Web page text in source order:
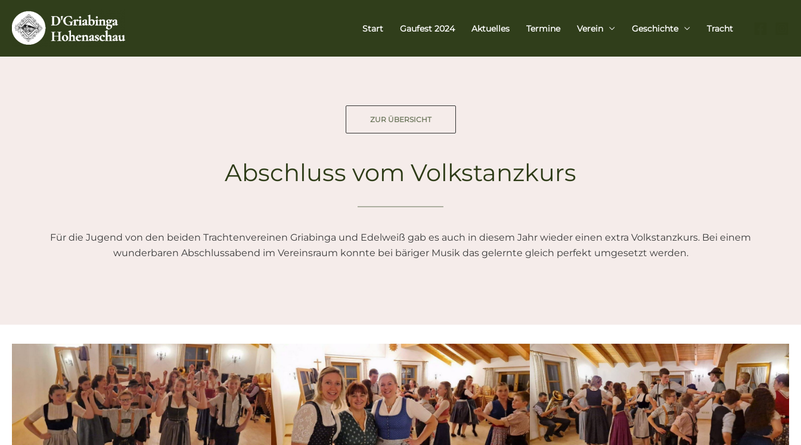
Inhalt
springen
Start Gaufest 2024 Aktuelles Termine Verein Geschichte Tracht
ZUR ÜBERSICHT
Abschluss vom Volkstanzkurs
Für die Jugend von den beiden Trachtenvereinen Griabinga und Edelweiß gab es auch in diesem Jahr wieder einen extra Volkstanzkurs. Bei einem
wunderbaren Abschlussabend im Vereinsraum konnte bei bäriger Musik das gelernte gleich perfekt umgesetzt werden.